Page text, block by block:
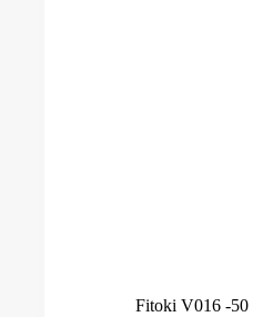
Fitoki V016 -